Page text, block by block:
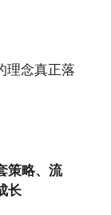
理念真正落
策略、流
长